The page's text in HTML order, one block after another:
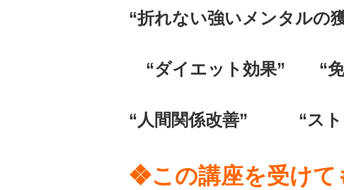
“折れない強いメンタ
“ダイエット効果” “免
“人間関係改善” “
❖この講座を受けて